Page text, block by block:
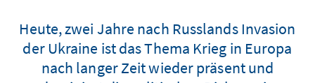
Heute, zwei Jahre nach Russlands Invasion
der Ukraine ist das Thema Krieg in Europa
nach langer Zeit wieder präsent und